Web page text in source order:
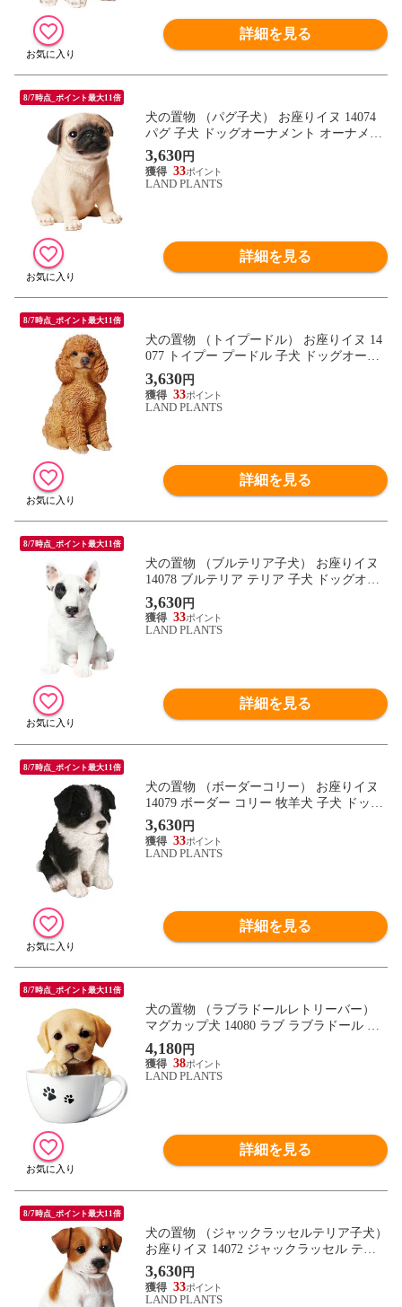
詳細を見る
8/7時点_ポイント最大11倍
犬の置物 （パグ子犬） お座りイヌ 14074
パグ 子犬 ドッグオーナメント オーナメン
ト 動物 アニマル マスコット ガーデン ガ
ーデニング ガーデンオブジェ オブジェ
3,630円
33
LAND PLANTS
詳細を見る
8/7時点_ポイント最大11倍
犬の置物 （トイプードル） お座りイヌ 14
077 トイプー プードル 子犬 ドッグオーナ
メント オーナメント 動物 アニマル マスコ
ット ガーデン ガーデニング ガーデンオブ
ジェ オブジェ
3,630円
33
LAND PLANTS
詳細を見る
8/7時点_ポイント最大11倍
犬の置物 （ブルテリア子犬） お座りイヌ
14078 ブルテリア テリア 子犬 ドッグオー
ナメント オーナメント 動物 アニマル マス
コット ガーデン ガーデニング ガーデンオ
ブジェ オブジェ
3,630円
33
LAND PLANTS
詳細を見る
8/7時点_ポイント最大11倍
犬の置物 （ボーダーコリー） お座りイヌ
14079 ボーダー コリー 牧羊犬 子犬 ドッグ
オーナメント オーナメント 動物 アニマル
マスコット ガーデン ガーデニング ガーデ
ンオブジェ オブジェ
3,630円
33
LAND PLANTS
詳細を見る
8/7時点_ポイント最大11倍
犬の置物 （ラブラドールレトリーバー）
マグカップ犬 14080 ラブ ラブラドール レ
トリーバー 子犬 ドッグオーナメント オー
ナメント 動物 アニマル マスコット ガーデ
ン ガーデニング ガーデンオブジェ オブジ
4,180円
38
LAND PLANTS
詳細を見る
8/7時点_ポイント最大11倍
犬の置物 （ジャックラッセルテリア子犬）
お座りイヌ 14072 ジャックラッセル テリ
ア 子犬 ドッグオーナメント オーナメント
動物 アニマル マスコット ガーデン ガーデ
ニング ガーデンオブジェ オブジェ
3,630円
33
LAND PLANTS